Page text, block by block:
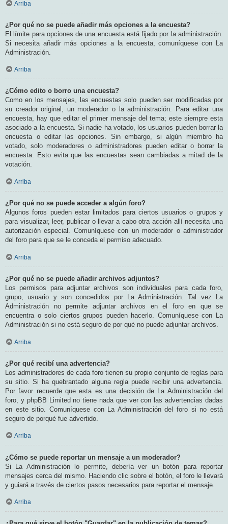
Arriba
¿Por qué no se puede añadir más opciones a la encuesta?
El límite para opciones de una encuesta está fijado por la administración.
Si necesita añadir más opciones a la encuesta, comuníquese con La
Administración.
Arriba
¿Cómo edito o borro una encuesta?
Como en los mensajes, las encuestas solo pueden ser modificadas por
su creador original, un moderador o la administración. Para editar una
encuesta, hay que editar el primer mensaje del tema; este siempre esta
asociado a la encuesta. Si nadie ha votado, los usuarios pueden borrar la
encuesta o editar las opciones. Sin embargo, si algún miembro ha
votado, solo moderadores o administradores pueden editar o borrar la
encuesta. Esto evita que las encuestas sean cambiadas a mitad de la
votación.
Arriba
¿Por qué no se puede acceder a algún foro?
Algunos foros pueden estar limitados para ciertos usuarios o grupos y
para visualizar, leer, publicar o llevar a cabo otra acción allí necesita una
autorización especial. Comuníquese con un moderador o administrador
del foro para que se le conceda el permiso adecuado.
Arriba
¿Por qué no se puede añadir archivos adjuntos?
Los permisos para adjuntar archivos son individuales para cada foro,
grupo, usuario y son concedidos por La Administración. Tal vez La
Administración no permite adjuntar archivos en el foro en que se
encuentra o solo ciertos grupos pueden hacerlo. Comuníquese con La
Administración si no está seguro de por qué no puede adjuntar archivos.
Arriba
¿Por qué recibí una advertencia?
Los administradores de cada foro tienen su propio conjunto de reglas para
su sitio. Si ha quebrantado alguna regla puede recibir una advertencia.
Por favor recuerde que esta es una decisión de La Administración del
foro, y phpBB Limited no tiene nada que ver con las advertencias dadas
en este sitio. Comuníquese con La Administración del foro si no está
seguro de porqué fue advertido.
Arriba
¿Cómo se puede reportar un mensaje a un moderador?
Si La Administración lo permite, debería ver un botón para reportar
mensajes cerca del mismo. Haciendo clic sobre el botón, el foro le llevará
y guiará a través de ciertos pasos necesarios para reportar el mensaje.
Arriba